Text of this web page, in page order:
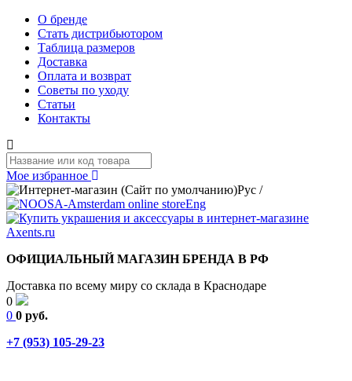
О бренде
Стать дистрибьютором
Таблица размеров
Доставка
Оплата и возврат
Советы по уходу
Статьи
Контакты
Мое избранное
Рус /
Eng
ОФИЦИАЛЬНЫЙ МАГАЗИН БРЕНДА В РФ
Доставка по всему миру со склада в Краснодаре
0
0 0 руб.
+7 (953) 105-29-23